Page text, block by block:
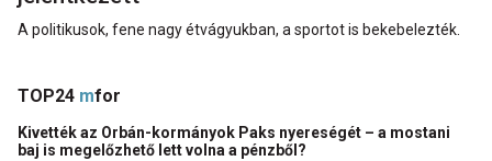
A politikusok, fene nagy étvágyukban, a sportot is bekebelezték.
TOP24 mfor
Kivették az Orbán-kormányok Paks nyereségét – a mostani
baj is megelőzhető lett volna a pénzből?